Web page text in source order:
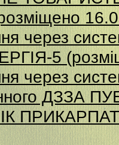
через
5
через
ДЗЗА